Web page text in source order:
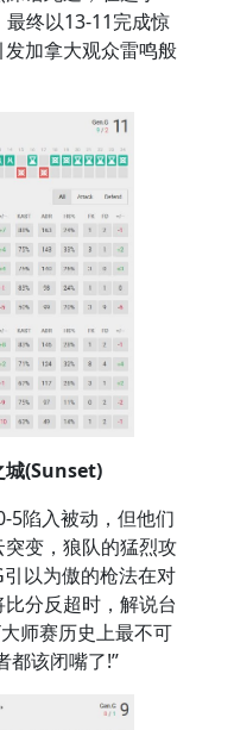
终以13-11完成惊
加拿大观众雷鸣般
城(Sunset)
5陷入被动，但他们
变，狼队的猛烈攻
以为傲的枪法在对
分反超时，解说台
师赛历史上最不可
都该闭嘴了!”